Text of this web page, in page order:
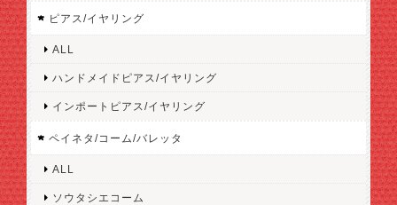
ピアス/イヤリング
ALL
ハンドメイドピアス/イヤリング
インポートピアス/イヤリング
ペイネタ/コーム/バレッタ
ALL
ソウタシエコーム